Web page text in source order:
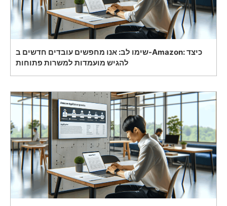
שימו לב: אנו מחפשים עובדים חדשים ב-Amazon: כיצד
להגיש מועמדות למשרות פתוחות